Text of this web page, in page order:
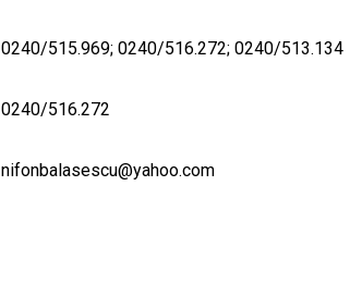
0240/515.969; 0240/516.272; 0240/513.134
0240/516.272
nifonbalasescu@yahoo.com